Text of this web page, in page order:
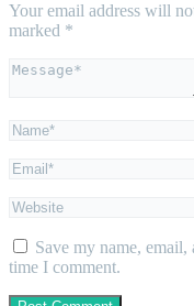
Your email address will
marked *
Save my name,
time I comment.